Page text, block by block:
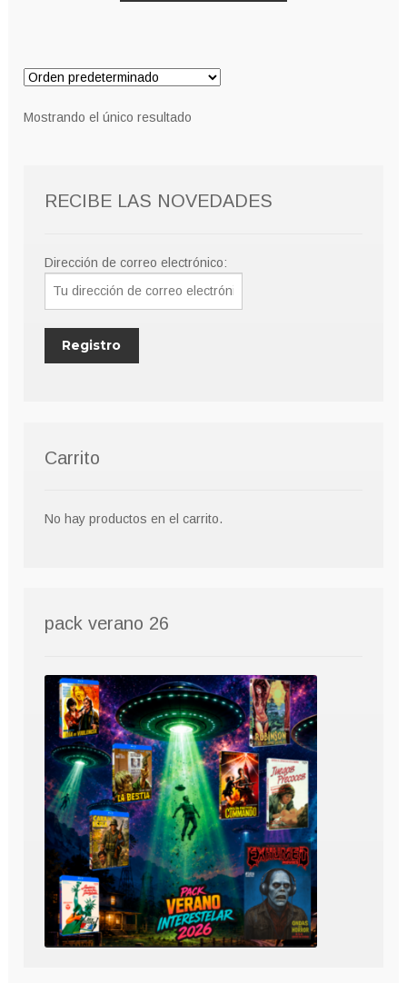
Mostrando el único resultado
RECIBE LAS NOVEDADES
Dirección de correo electrónico:
Carrito
No hay productos en el carrito.
pack verano 26